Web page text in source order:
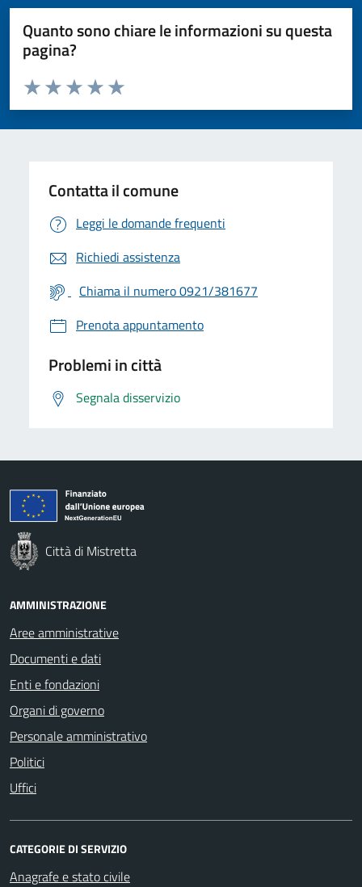
Quanto sono chiare le informazioni su questa
pagina?
Valuta da 1 a 5 stelle la pagina
Valuta 5 stelle su 5
Valuta 4 stelle su 5
Valuta 3 stelle su 5
Valuta 2 stelle su 5
Valuta 1 stelle su 5
Contatta il comune
Leggi le domande frequenti
Richiedi assistenza
Chiama il numero 0921/381677
Prenota appuntamento
Problemi in città
Segnala disservizio
Città di Mistretta
AMMINISTRAZIONE
Aree amministrative
Documenti e dati
Enti e fondazioni
Organi di governo
Personale amministrativo
Politici
Uffici
CATEGORIE DI SERVIZIO
Anagrafe e stato civile